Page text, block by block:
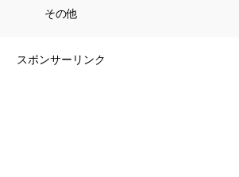
その他
スポンサーリンク